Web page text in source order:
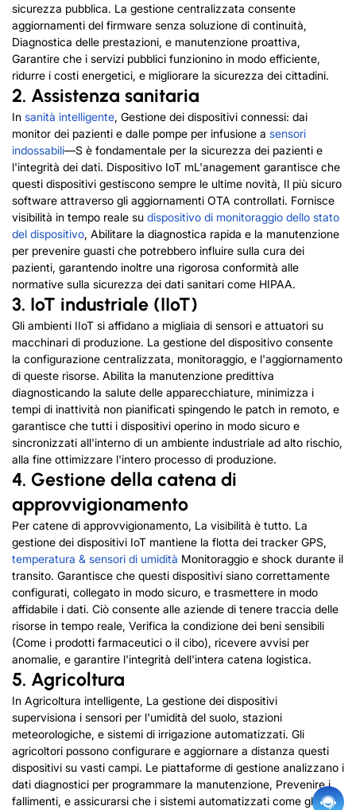
sicurezza pubblica. La gestione centralizzata consente
aggiornamenti del firmware senza soluzione di continuità,
Diagnostica delle prestazioni, e manutenzione proattiva,
Garantire che i servizi pubblici funzionino in modo efficiente,
ridurre i costi energetici, e migliorare la sicurezza dei cittadini.
2. Assistenza sanitaria
In sanità intelligente, Gestione dei dispositivi connessi: dai
monitor dei pazienti e dalle pompe per infusione a sensori
indossabili—S è fondamentale per la sicurezza dei pazienti e
l'integrità dei dati. Dispositivo IoT mL'anagement garantisce che
questi dispositivi gestiscono sempre le ultime novità, Il più sicuro
software attraverso gli aggiornamenti OTA controllati. Fornisce
visibilità in tempo reale su dispositivo di monitoraggio dello stato
del dispositivo, Abilitare la diagnostica rapida e la manutenzione
per prevenire guasti che potrebbero influire sulla cura dei
pazienti, garantendo inoltre una rigorosa conformità alle
normative sulla sicurezza dei dati sanitari come HIPAA.
3. IoT industriale (IIoT)
Gli ambienti IIoT si affidano a migliaia di sensori e attuatori su
macchinari di produzione. La gestione del dispositivo consente
la configurazione centralizzata, monitoraggio, e l'aggiornamento
di queste risorse. Abilita la manutenzione predittiva
diagnosticando la salute delle apparecchiature, minimizza i
tempi di inattività non pianificati spingendo le patch in remoto, e
garantisce che tutti i dispositivi operino in modo sicuro e
sincronizzati all'interno di un ambiente industriale ad alto rischio,
alla fine ottimizzare l'intero processo di produzione.
4. Gestione della catena di
approvvigionamento
Per catene di approvvigionamento, La visibilità è tutto. La
gestione dei dispositivi IoT mantiene la flotta dei tracker GPS,
temperatura & sensori di umidità Monitoraggio e shock durante il
transito. Garantisce che questi dispositivi siano correttamente
configurati, collegato in modo sicuro, e trasmettere in modo
affidabile i dati. Ciò consente alle aziende di tenere traccia delle
risorse in tempo reale, Verifica la condizione dei beni sensibili
(Come i prodotti farmaceutici o il cibo), ricevere avvisi per
anomalie, e garantire l'integrità dell'intera catena logistica.
5. Agricoltura
In Agricoltura intelligente, La gestione dei dispositivi
supervisiona i sensori per l'umidità del suolo, stazioni
meteorologiche, e sistemi di irrigazione automatizzati. Gli
agricoltori possono configurare e aggiornare a distanza questi
dispositivi su vasti campi. Le piattaforme di gestione analizzano i
dati diagnostici per programmare la manutenzione, Prevenire i
fallimenti, e assicurarsi che i sistemi automatizzati come gli